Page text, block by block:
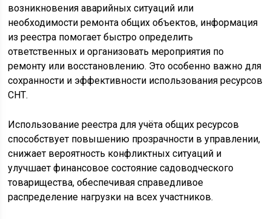
возникновения аварийных ситуаций или
необходимости ремонта общих объектов, информация
из реестра помогает быстро определить
ответственных и организовать мероприятия по
ремонту или восстановлению. Это особенно важно для
сохранности и эффективности использования ресурсов
СНТ.
Использование реестра для учёта общих ресурсов
способствует повышению прозрачности в управлении,
снижает вероятность конфликтных ситуаций и
улучшает финансовое состояние садоводческого
товарищества, обеспечивая справедливое
распределение нагрузки на всех участников.